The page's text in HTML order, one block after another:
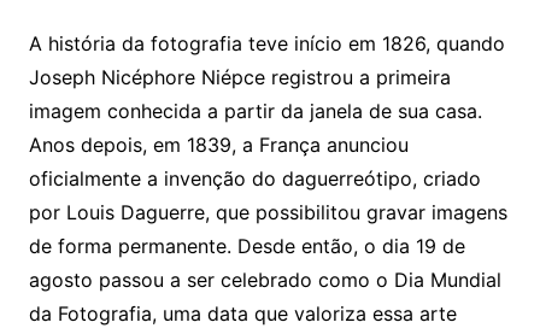
A história da fotografia teve início em 1826, quando
Joseph Nicéphore Niépce registrou a primeira
imagem conhecida a partir da janela de sua casa.
Anos depois, em 1839, a França anunciou
oficialmente a invenção do daguerreótipo, criado
por Louis Daguerre, que possibilitou gravar imagens
de forma permanente. Desde então, o dia 19 de
agosto passou a ser celebrado como o Dia Mundial
da Fotografia, uma data que valoriza essa arte